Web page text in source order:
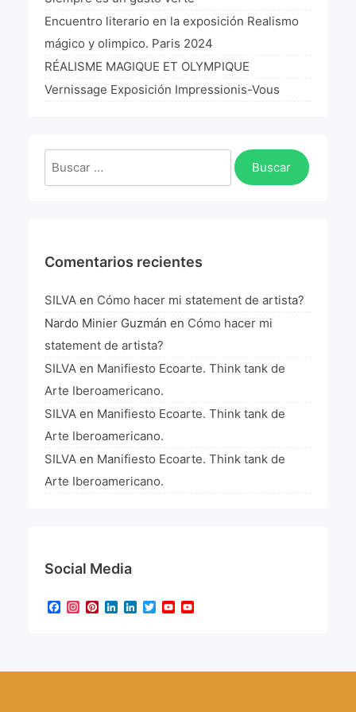
La Fórmula Científica Del Arte
Manifiesto Ecoarte
Association Paris
Encuentro literario en la exposición Realismo
mágico y olimpico. Paris 2024
RÉALISME MAGIQUE ET OLYMPIQUE
Vernissage Exposición Impressionis-Vous
Buscar:
Comentarios recientes
SILVA en Cómo hacer mi statement de artista?
Nardo Minier Guzmán en Cómo hacer mi
statement de artista?
SILVA en Manifiesto Ecoarte. Think tank de
Arte Iberoamericano.
SILVA en Manifiesto Ecoarte. Think tank de
Arte Iberoamericano.
SILVA en Manifiesto Ecoarte. Think tank de
Arte Iberoamericano.
Social Media
Facebook
Instagram
Pinterest
LinkedIn
LinkedIn
TwitterYouTube